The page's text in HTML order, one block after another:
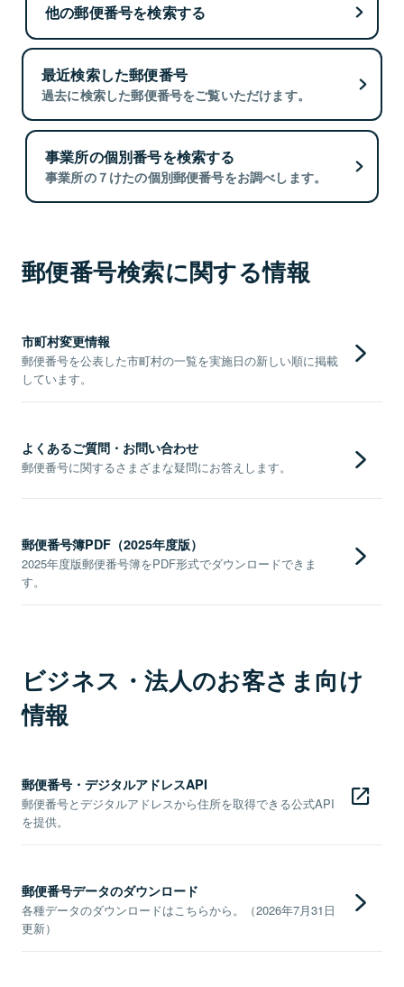
他の郵便番号を検索する
最近検索した郵便番号
過去に検索した郵便番号をご覧いただけます。
事業所の個別番号を検索する
事業所の７けたの個別郵便番号をお調べします。
郵便番号検索に関する情報
市町村変更情報
郵便番号を公表した市町村の一覧を実施日の新しい順に掲載
しています。
よくあるご質問・お問い合わせ
郵便番号に関するさまざまな疑問にお答えします。
郵便番号簿PDF（2025年度版）
2025年度版郵便番号簿をPDF形式でダウンロードできま
す。
ビジネス・法人のお客さま向け
情報
郵便番号・デジタルアドレスAPI
郵便番号とデジタルアドレスから住所を取得できる公式API
を提供。
郵便番号データのダウンロード
各種データのダウンロードはこちらから。（2026年7月31日
更新）